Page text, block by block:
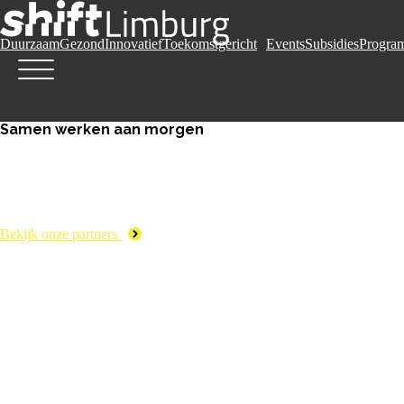
DuurzaamGezondInnovatiefToekomstgericht EventsSubsidies
Samen werken aan morgen
Bekijk onze partners